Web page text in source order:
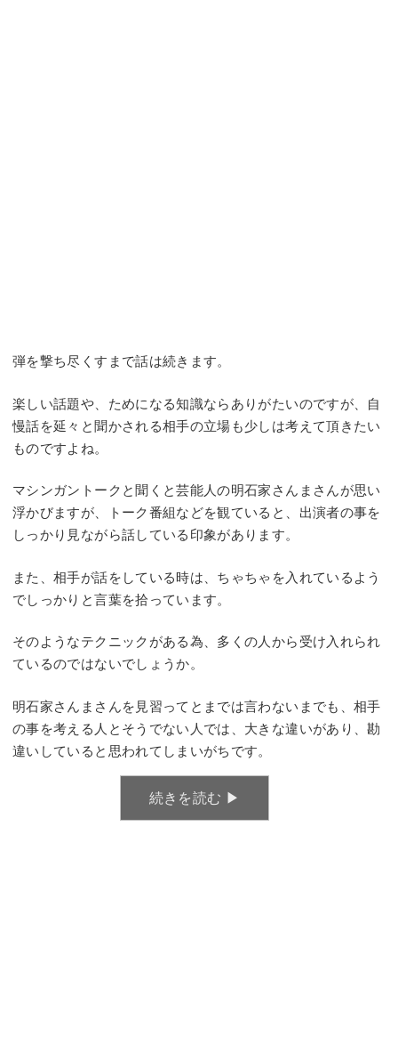
弾を撃ち尽くすまで話は続きます。
楽しい話題や、ためになる知識ならありがたいのですが、自
慢話を延々と聞かされる相手の立場も少しは考えて頂きたい
ものですよね。
マシンガントークと聞くと芸能人の明石家さんまさんが思い
浮かびますが、トーク番組などを観ていると、出演者の事を
しっかり見ながら話している印象があります。
また、相手が話をしている時は、ちゃちゃを入れているよう
でしっかりと言葉を拾っています。
そのようなテクニックがある為、多くの人から受け入れられ
ているのではないでしょうか。
明石家さんまさんを見習ってとまでは言わないまでも、相手
の事を考える人とそうでない人では、大きな違いがあり、勘
違いしていると思われてしまいがちです。
続きを読む ▶︎